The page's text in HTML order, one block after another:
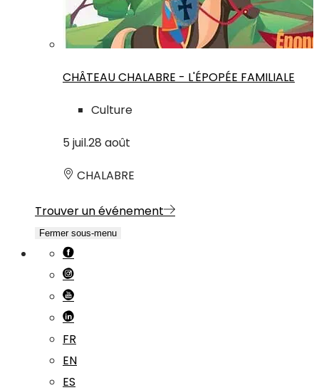
CHÂTEAU CHALABRE - L'ÉPOPÉE FAMILIALE
Culture
5 juil.28 août
CHALABRE
Trouver un événement
Fermer sous-menu
FR
EN
ES